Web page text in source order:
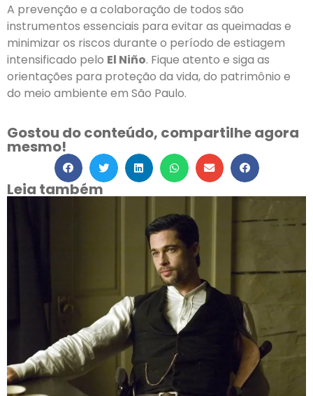
A prevenção e a colaboração de todos são
instrumentos essenciais para evitar as queimadas e
minimizar os riscos durante o período de estiagem
intensificado pelo El Niño. Fique atento e siga as
orientações para proteção da vida, do patrimônio e
do meio ambiente em São Paulo.
Gostou do conteúdo, compartilhe agora
mesmo!
Leia também